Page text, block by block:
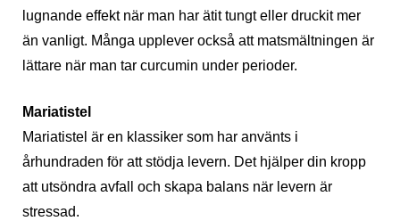
lugnande effekt när man har ätit tungt eller druckit mer
än vanligt. Många upplever också att matsmältningen är
lättare när man tar curcumin under perioder.
Mariatistel
Mariatistel är en klassiker som har använts i
århundraden för att stödja levern. Det hjälper din kropp
att utsöndra avfall och skapa balans när levern är
stressad.